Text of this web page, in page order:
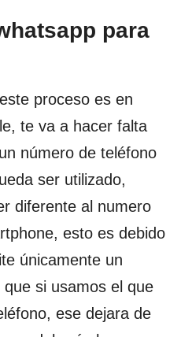
para
proceso es en
te va a hacer falta
número de teléfono
ser utilizado,
diferente al numero
esto es debido
únicamente un
si usamos el que
ese dejara de